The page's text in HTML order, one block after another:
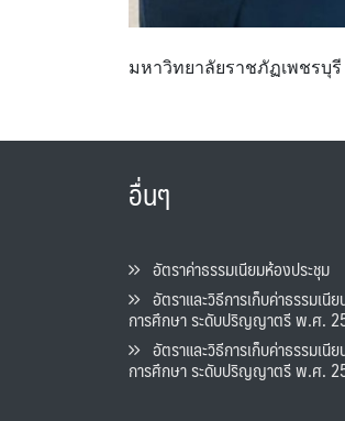
มหาวิทยาลัยราชภัฏเพชรบุรี
อื่นๆ
อัตราค่าธรรมเนียมห้องประชุม
อัตราและวิธีการเก็บค่าธรรมเนีย
การศึกษา ระดับปริญญาตรี พ.ศ.
อัตราและวิธีการเก็บค่าธรรมเนีย
การศึกษา ระดับปริญญาตรี พ.ศ.